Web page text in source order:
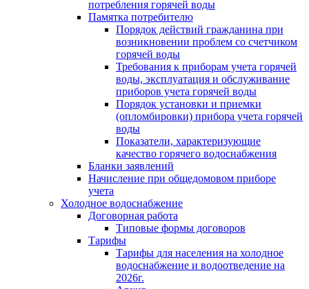
потребления горячей воды
Памятка потребителю
Порядок действий гражданина при
возникновении проблем со счетчиком
горячей воды
Требования к приборам учета горячей
воды, эксплуатация и обслуживание
приборов учета горячей воды
Порядок установки и приемки
(опломбировки) прибора учета горячей
воды
Показатели, характеризующие
качество горячего водоснабжения
Бланки заявлений
Начисление при общедомовом приборе
учета
Холодное водоснабжение
Договорная работа
Типовые формы договоров
Тарифы
Тарифы для населения на холодное
водоснабжение и водоотведение на
2026г.